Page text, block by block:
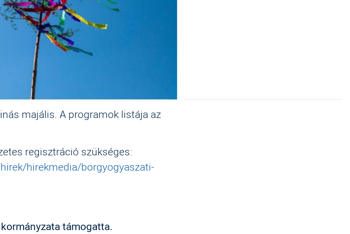
majális. A programok listája az
regisztráció szükséges:
hirekmedia/borgyogyaszati-
támogatta.